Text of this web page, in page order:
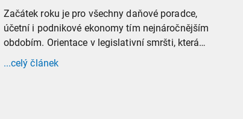
Začátek roku je pro všechny daňové poradce,
účetní i podnikové ekonomy tím nejnáročnějším
obdobím. Orientace v legislativní smršti, která
tradičně doprovází přelom roku, vyžaduje
nastudovat všechny novely a doprovodné
...celý článek